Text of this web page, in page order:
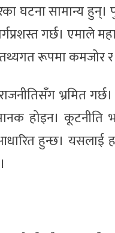
घटना सामान्य हुन्।
गर्छ। एमाले
रूपमा कमजोर
भ्रमित
मानक होइन।
आधारित हुन्छ।